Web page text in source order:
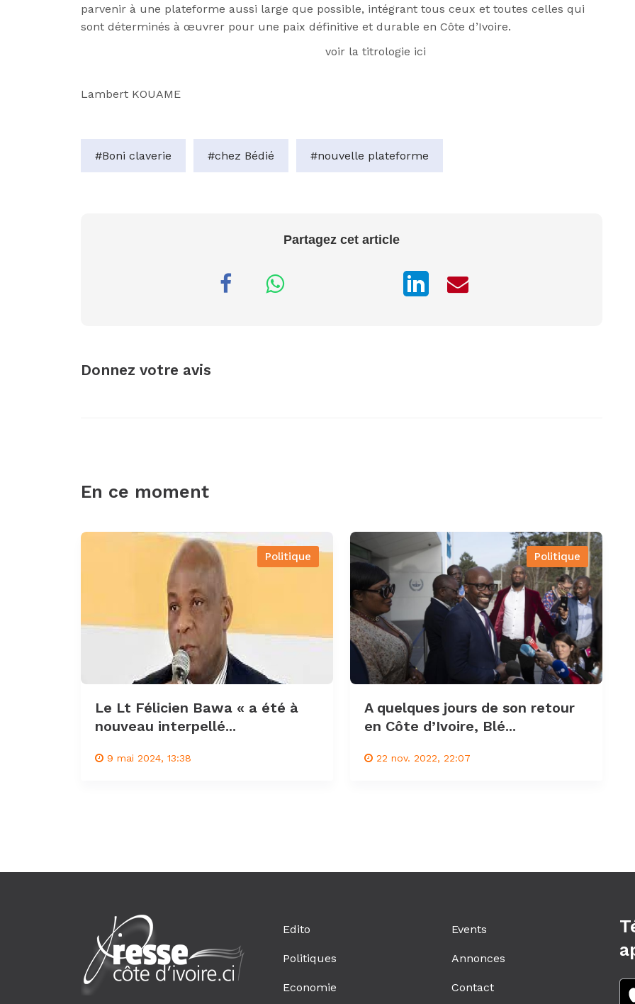
parvenir à une plateforme aussi large que possible, intégrant tous ceux et toutes celles qui
sont déterminés à œuvrer pour une paix définitive et durable en Côte d’Ivoire.
voir la titrologie ici
Lambert KOUAME
#Boni claverie #chez Bédié #nouvelle plateforme
Partagez cet article
Donnez votre avis
En ce moment
Politique
Le Lt Félicien Bawa « a été à
nouveau interpellé...
9 mai 2024, 13:38
Politique
A quelques jours de son retour
en Côte d’Ivoire, Blé...
22 nov. 2022, 22:07
Edito
Politiques
Economie
Events
Annonces
Contact